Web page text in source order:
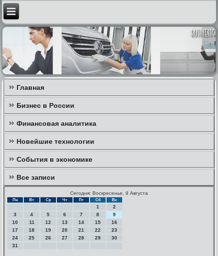
Главная
Бизнес в России
Финансовая аналитика
Новейшие технологии
События в экономике
Все записи
Сегодня: Воскресенье, 9 Августа
Пн Вт Ср Чт Пт Сб Вс
1
2
3
4 5 6 7 8
9
10
11 12 13 14 15
16
17
18 19 20 21 22
23
24
25 26 27 28 29
30
31